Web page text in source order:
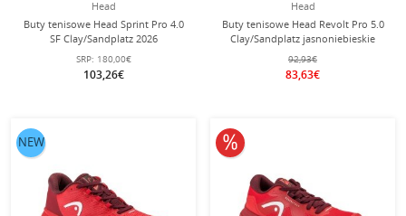
Head
Buty tenisowe Head Sprint Pro 4.0
SF Clay/Sandplatz 2026
czarne/turkusowe męskie
SRP: 180,00€
103,26€
Head
Buty tenisowe Head Revolt Pro 5.0
Clay/Sandplatz jasnoniebieskie
damskie
92,93€
83,63€
NEW 10% obniżone